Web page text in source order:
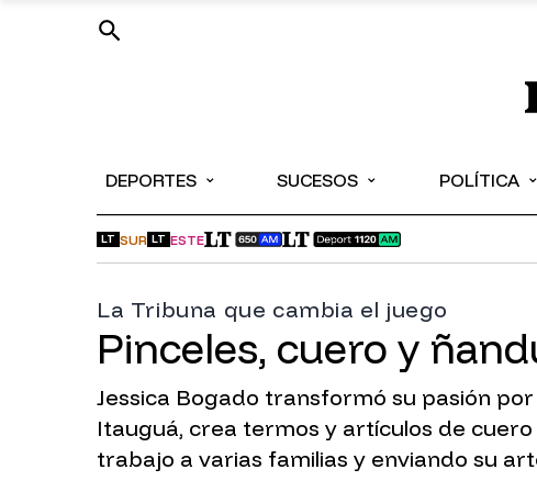
DEPORTES ⌄ SUCESOS ⌄ POLÍTICA ⌄
LT SUR LT ESTE
La Tribuna que cambia el juego
Pinceles, cuero y
Jessica Bogado transformó su pasión
Itauguá, crea termos y artículos de
trabajo a varias familias y enviando su